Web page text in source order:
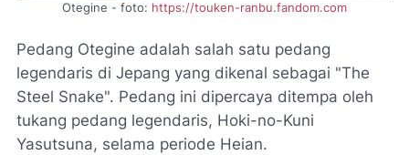
Otegine - foto: https://touken-ranbu.fandom.com
Pedang Otegine adalah salah satu pedang
legendaris di Jepang yang dikenal sebagai "The
Steel Snake". Pedang ini dipercaya ditempa oleh
tukang pedang legendaris, Hoki-no-Kuni
Yasutsuna, selama periode Heian.